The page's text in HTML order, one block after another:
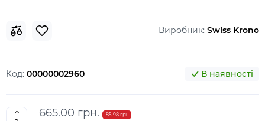
Виробник: Swiss Krono
Код: 00000002960 В наявності
665.00 грн. -85.98 грн.